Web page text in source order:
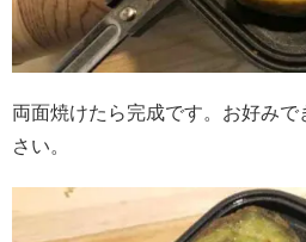
両面焼けたら完成です。お好み
さい。